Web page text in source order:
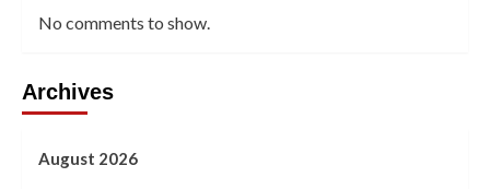
No comments to show.
Archives
August 2026